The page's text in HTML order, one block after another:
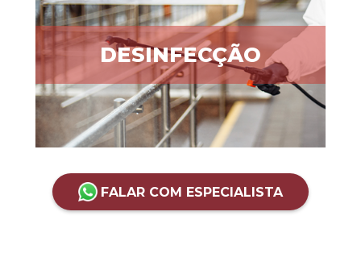
DESINFECÇÃO
FALAR COM ESPECIALISTA